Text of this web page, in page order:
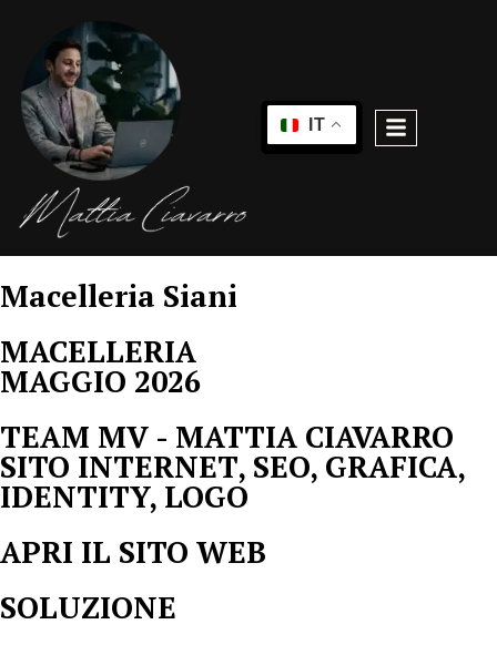
IT
Macelleria Siani
MACELLERIA
MAGGIO 2026
TEAM MV - MATTIA CIAVARRO
SITO INTERNET, SEO, GRAFICA,
IDENTITY, LOGO
APRI IL SITO WEB
SOLUZIONE